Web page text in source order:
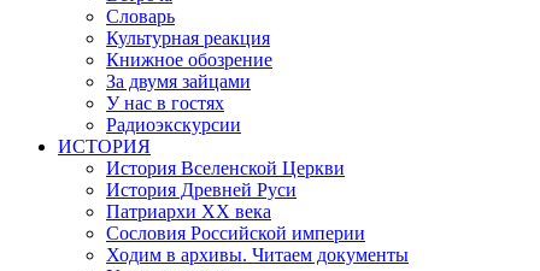
Словарь
Культурная реакция
Книжное обозрение
За двумя зайцами
У нас в гостях
Радиоэкскурсии
ИСТОРИЯ
История Вселенской Церкви
История Древней Руси
Патриархи XX века
Сословия Российской империи
Ходим в архивы. Читаем документы